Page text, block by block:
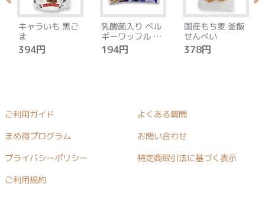
キャラいも 黒ご
ま
394円
乳酸菌入り ベル
ギーワッフル プ
レーン
194円
国産もち麦 釜飯
せんべい
378円
ご利用ガイド よくある質問
まめ得プログラム お問い合わせ
プライバシーポリシー 特定商取引法に基づく表示
ご利用規約